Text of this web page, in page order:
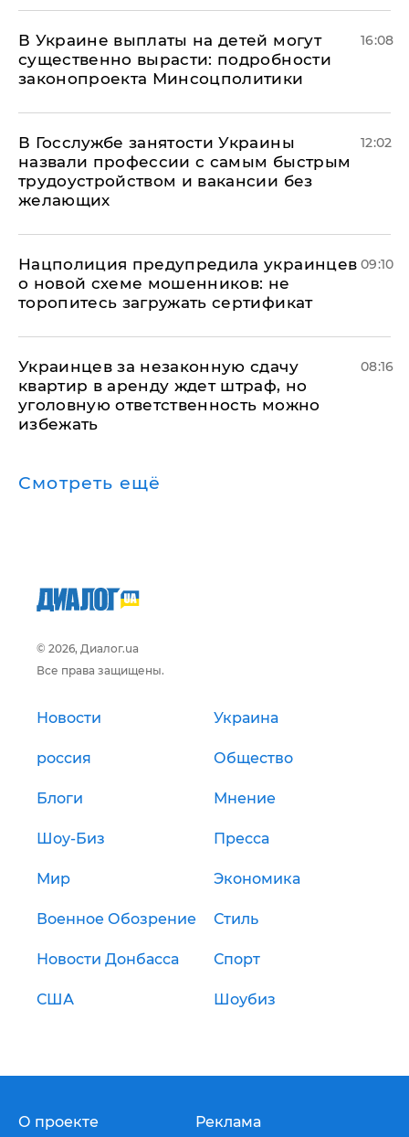
В Украине выплаты на детей могут
существенно вырасти: подробности
законопроекта Минсоцполитики
16:08
В Госслужбе занятости Украины
назвали профессии с самым быстрым
трудоустройством и вакансии без
желающих
12:02
Нацполиция предупредила украинцев
о новой схеме мошенников: не
торопитесь загружать сертификат
09:10
Украинцев за незаконную сдачу
квартир в аренду ждет штраф, но
уголовную ответственность можно
избежать
08:16
Смотреть ещё
© 2026, Диалог.ua
Все права защищены.
Новости Украина
россия Общество
Блоги Мнение
Шоу-Биз Пресса
Мир Экономика
Военное Обозрение Стиль
Новости Донбасса Спорт
США Шоубиз
О проекте Реклама